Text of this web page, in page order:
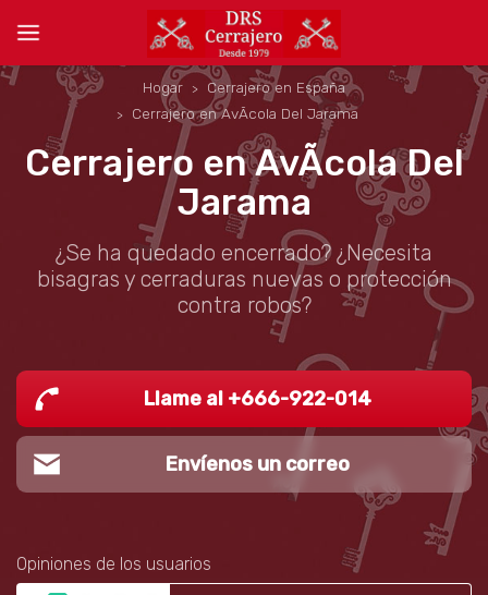
Hogar
Cerrajero en España
Cerrajero en AvÃcola Del Jarama
Cerrajero en AvÃcola Del
Jarama
¿Se ha quedado encerrado? ¿Necesita
bisagras y cerraduras nuevas o protección
contra robos?
Llame al +666-922-014
Envíenos un correo
Opiniones de los usuarios